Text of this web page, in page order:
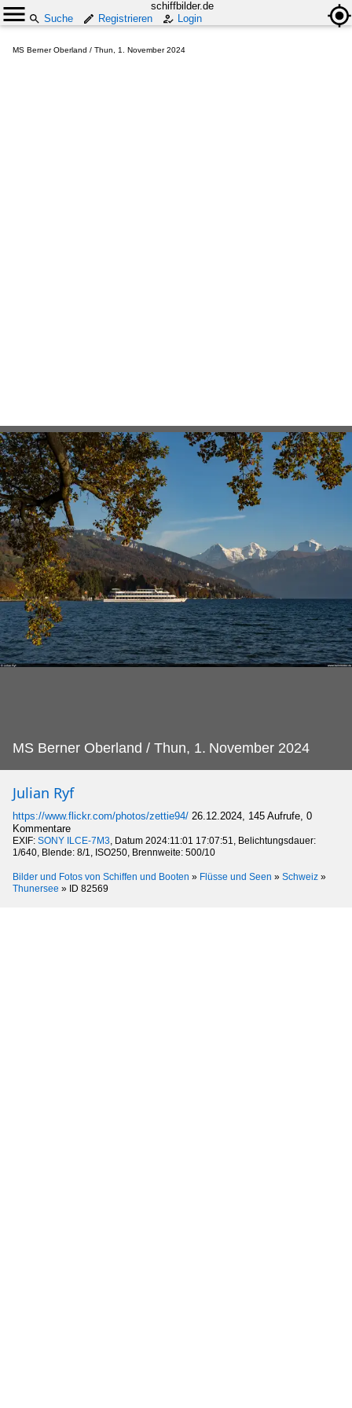
schiffbilder.de
Suche
Registrieren Login
MS Berner Oberland / Thun, 1. November 2024
MS Berner Oberland / Thun, 1. November 2024
Julian Ryf
https://www.flickr.com/photos/zettie94/ 26.12.2024, 145 Aufrufe, 0
Kommentare
EXIF: SONY ILCE-7M3, Datum 2024:11:01 17:07:51, Belichtungsdauer:
1/640, Blende: 8/1, ISO250, Brennweite: 500/10
Bilder und Fotos von Schiffen und Booten » Flüsse und Seen » Schweiz »
Thunersee » ID 82569